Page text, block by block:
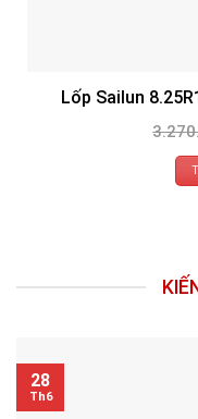
Lốp Sailun
28
Th6